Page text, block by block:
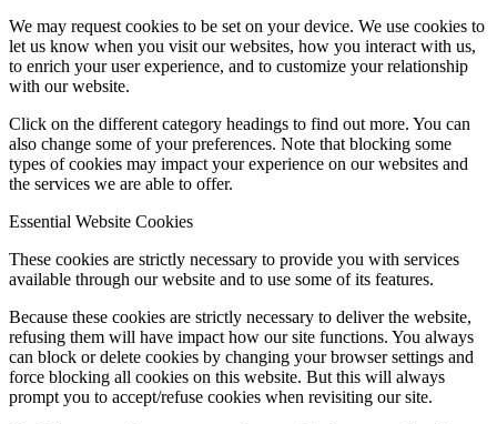
We may request cookies to be set on your device. We use cookies to
let us know when you visit our websites, how you interact with us,
to enrich your user experience, and to customize your relationship
with our website.
Click on the different category headings to find out more. You can
also change some of your preferences. Note that blocking some
types of cookies may impact your experience on our websites and
the services we are able to offer.
Essential Website Cookies
These cookies are strictly necessary to provide you with services
available through our website and to use some of its features.
Because these cookies are strictly necessary to deliver the website,
refusing them will have impact how our site functions. You always
can block or delete cookies by changing your browser settings and
force blocking all cookies on this website. But this will always
prompt you to accept/refuse cookies when revisiting our site.